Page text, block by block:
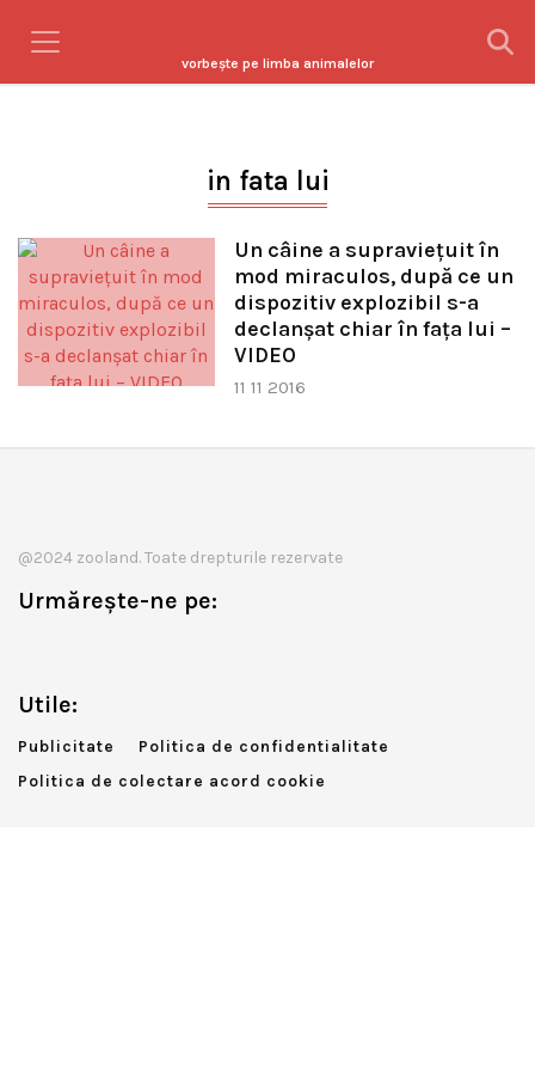
vorbeşte pe limba animalelor
in fata lui
Un câine a supravieţuit în
mod miraculos, după ce un
dispozitiv explozibil s-a
declanşat chiar în faţa lui –
VIDEO
11 11 2016
@2024 zooland. Toate drepturile rezervate
Urmărește-ne pe:
Utile:
Publicitate
Politica de confidentialitate
Politica de colectare acord cookie